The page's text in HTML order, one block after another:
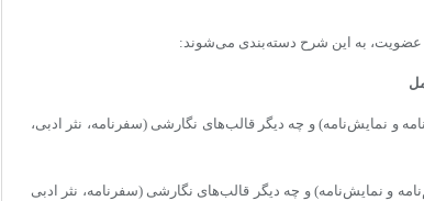
و نمایش‌نامه) و چه دیگر قالب‌های نگارشی (سفرنامه، نثر ادبی،
و نمایش‌نامه) و چه دیگر قالب‌های نگارشی (سفرنامه، نثر ادبی